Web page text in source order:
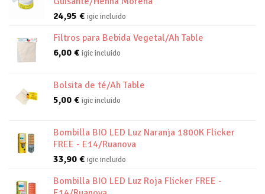
24,95 € igic incluido
Filtros para Bebida Vegetal/Ah Table
6,00 € igic incluido
Bolsita de té/Ah Table
5,00 € igic incluido
Bombilla BIO LED Luz Naranja 1800K Flicker
FREE - E14/Ruanova
33,90 € igic incluido
Bombilla BIO LED Luz Roja Flicker FREE -